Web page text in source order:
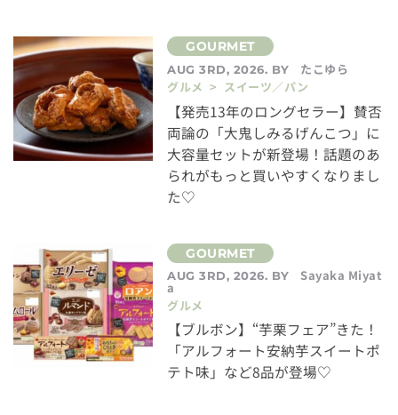
AUG 3RD, 2026. BY
たこゆら
グルメ > スイーツ／パン
【発売13年のロングセラー】賛否
両論の「大鬼しみるげんこつ」に
大容量セットが新登場！話題のあ
られがもっと買いやすくなりまし
た♡
AUG 3RD, 2026. BY Sayaka Miyat
a
グルメ
【ブルボン】“芋栗フェア”きた！
「アルフォート安納芋スイートポ
テト味」など8品が登場♡